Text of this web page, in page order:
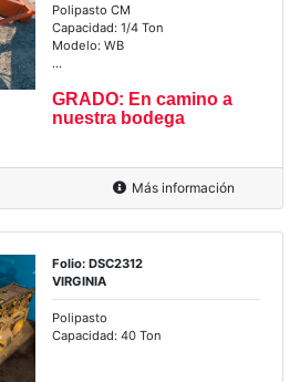
Polipasto CM
Capacidad: 1/4 Ton
Modelo: WB
...
GRADO: En camino a
nuestra bodega
Más información
Folio: DSC2312
VIRGINIA
Polipasto
Capacidad: 40 Ton